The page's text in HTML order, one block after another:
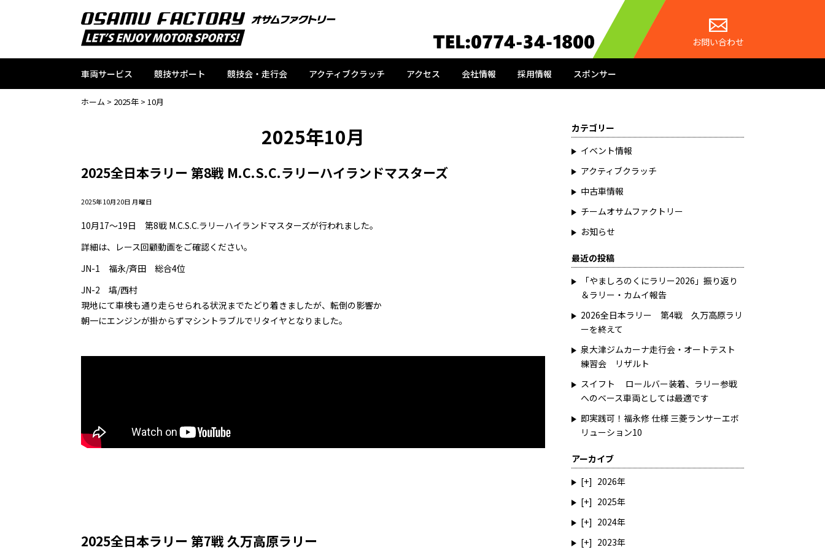
お問い合わせ
車両サービス 競技サポート 競技会・走行会 アクティブクラッチ アクセス 会社情報 採用情報 スポンサー
ホーム > 2025年 > 10月
2025年10月
2025全日本ラリー 第8戦 M.C.S.C.ラリーハイランドマスターズ
2025年10月20日 月曜日
10月17〜19日 第8戦 M.C.S.C.ラリーハイランドマスターズが行われました。
詳細は、レース回顧動画をご確認ください。
JN-1 福永/斉田 総合4位
JN-2 塙/西村
現地にて車検も通り走らせられる状況までたどり着きましたが、転倒の影響か
朝一にエンジンが掛からずマシントラブルでリタイヤとなりました。
2025全日本ラリー 第7戦 久万高原ラリー
カテゴリー
イベント情報
アクティブクラッチ
中古車情報
チームオサムファクトリー
お知らせ
最近の投稿
「やましろのくにラリー2026」振り返り
＆ラリー・カムイ報告
2026全日本ラリー 第4戦 久万高原ラリ
ーを終えて
泉大津ジムカーナ走行会・オートテスト
練習会 リザルト
スイフト ロールバー装着、ラリー参戦
へのベース車両としては最適です
即実践可！福永修 仕様 三菱ランサーエボ
リューション10
アーカイブ
2026
2025
2024
2023